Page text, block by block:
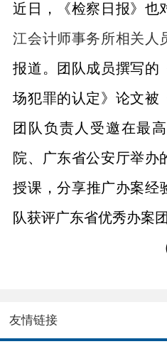
近日，《检察日报》也
江会计师事务所相关人
报道。团队成员撰写的
场犯罪的认定》论文被
团队负责人受邀在最
院、广东省公安厅举办
授课，分享推广办案经
队获评广东省优秀办案
友情链接